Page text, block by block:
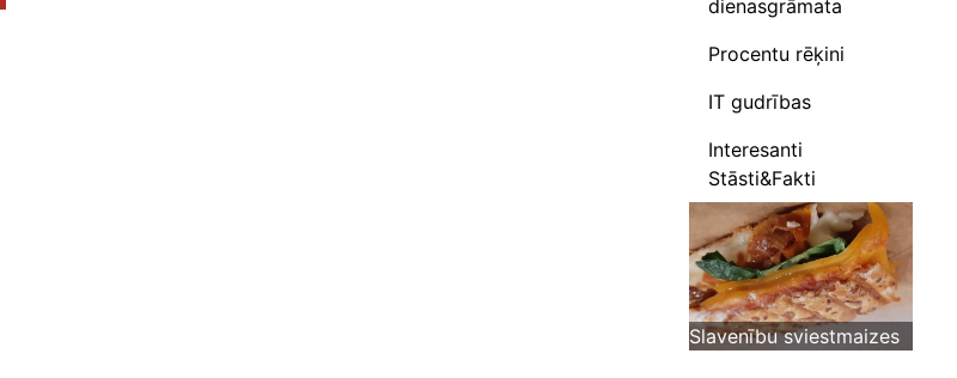
dienasgrāmata
Procentu rēķini
IT gudrības
Interesanti
Stāsti&Fakti
Slavenību sviestmaizes